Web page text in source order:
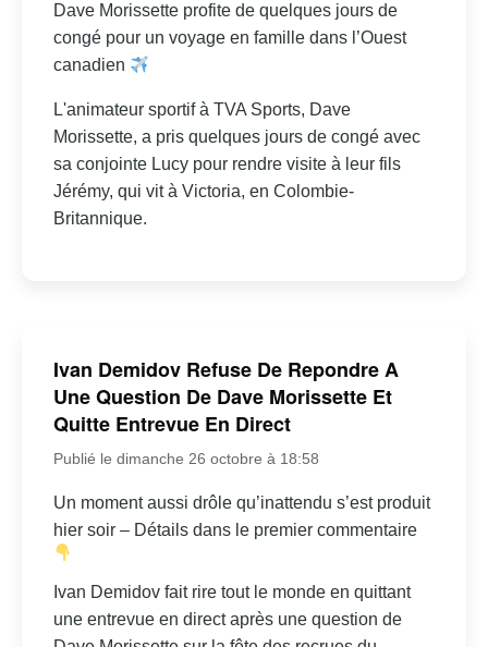
Dave Morissette profite de quelques jours de
congé pour un voyage en famille dans l’Ouest
canadien
L'animateur sportif à TVA Sports, Dave
Morissette, a pris quelques jours de congé avec
sa conjointe Lucy pour rendre visite à leur fils
Jérémy, qui vit à Victoria, en Colombie-
Britannique.
Ivan Demidov Refuse De Repondre A
Une Question De Dave Morissette Et
Quitte Entrevue En Direct
Publié le dimanche 26 octobre à 18:58
Un moment aussi drôle qu’inattendu s’est produit
hier soir – Détails dans le premier commentaire
Ivan Demidov fait rire tout le monde en quittant
une entrevue en direct après une question de